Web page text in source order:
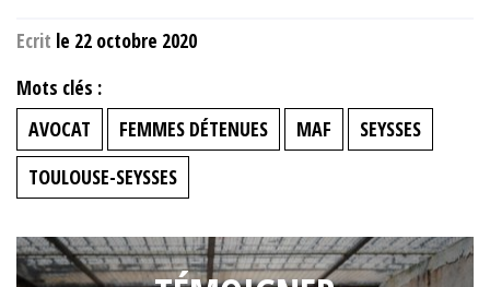
Ecrit le 22 octobre 2020
Mots clés :
AVOCAT
FEMMES DÉTENUES MAF
SEYSSES
TOULOUSE-SEYSSES